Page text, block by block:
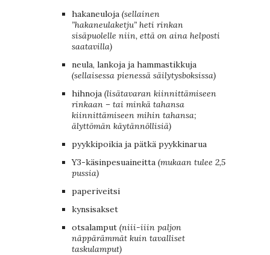
hakaneuloja (sellainen
”hakaneulaketju” heti rinkan
sisäpuolelle niin, että on aina helposti
saatavilla)
neula, lankoja ja hammastikkuja
(sellaisessa pienessä säilytysboksissa)
hihnoja (lisätavaran kiinnittämiseen
rinkaan – tai minkä tahansa
kiinnittämiseen mihin tahansa;
älyttömän käytännöllisiä)
pyykkipoikia ja pätkä pyykkinarua
Y3-käsinpesuaineitta (mukaan tulee 2,5
pussia)
paperiveitsi
kynsisakset
otsalamput (niii-iiin paljon
näppärämmät kuin tavalliset
taskulamput)